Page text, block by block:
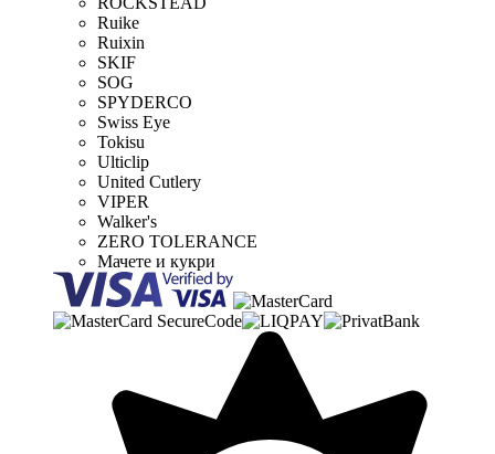
Ruike
Ruixin
SKIF
SOG
SPYDERCO
Swiss Eye
Tokisu
Ulticlip
United Cutlery
VIPER
Walker's
ZERO TOLERANCE
Мачете и кукри